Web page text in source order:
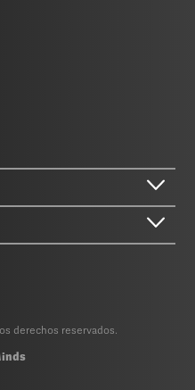
derechos reservados.
cookies en tu computadora.